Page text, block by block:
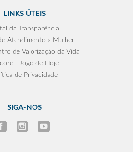
LINKS ÚTEIS
da Transparência
Atendimento a Mulher
de Valorização da Vida
- Jogo de Hoje
de Privacidade
SIGA-NOS